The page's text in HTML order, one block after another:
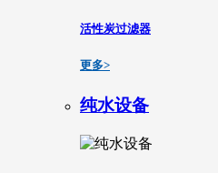
活性炭过滤器
更多>
纯水设备